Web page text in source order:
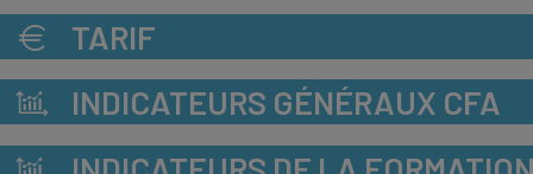
TARIF
INDICATEURS GÉNÉRAUX CFA